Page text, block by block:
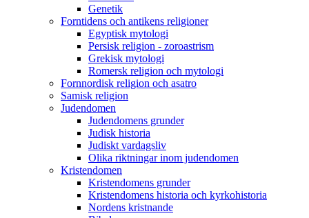
Genetik
Forntidens och antikens religioner
Egyptisk mytologi
Persisk religion - zoroastrism
Grekisk mytologi
Romersk religion och mytologi
Fornnordisk religion och asatro
Samisk religion
Judendomen
Judendomens grunder
Judisk historia
Judiskt vardagsliv
Olika riktningar inom judendomen
Kristendomen
Kristendomens grunder
Kristendomens historia och kyrkohistoria
Nordens kristnande